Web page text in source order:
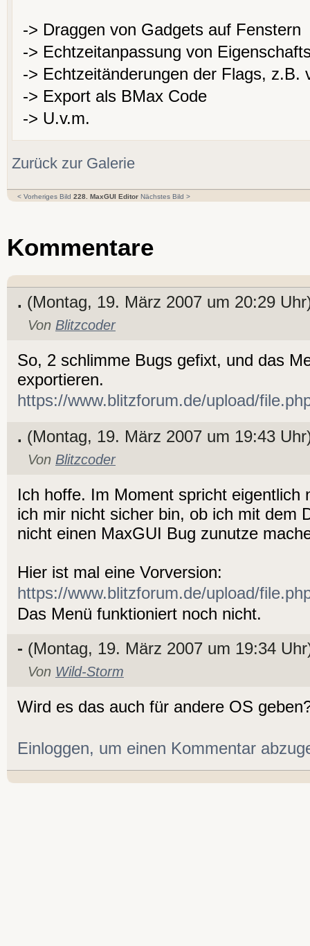
-> Draggen von Gadgets auf Fenstern
-> Echtzeitanpassung von
-> Echtzeitänderungen der Flags, z.B.
-> Export als BMax Code
-> U.v.m.
Zurück zur Galerie
< Vorheriges Bild 228. MaxGUI Editor Nächstes Bild >
Kommentare
. (Montag, 19. März 2007 um 20:29
Von Blitzcoder
So, 2 schlimme Bugs gefixt, und das
exportieren.
https://www.blitzforum.de/upload/
. (Montag, 19. März 2007 um 19:43
Von Blitzcoder
Ich hoffe. Im Moment spricht eigentlich
ich mir nicht sicher bin, ob ich mit dem
nicht einen MaxGUI Bug zunutze
Hier ist mal eine Vorversion:
https://www.blitzforum.de/upload/
Das Menü funktioniert noch nicht.
- (Montag, 19. März 2007 um 19:34
Von Wild-Storm
Wird es das auch für andere OS
Einloggen, um einen Kommentar